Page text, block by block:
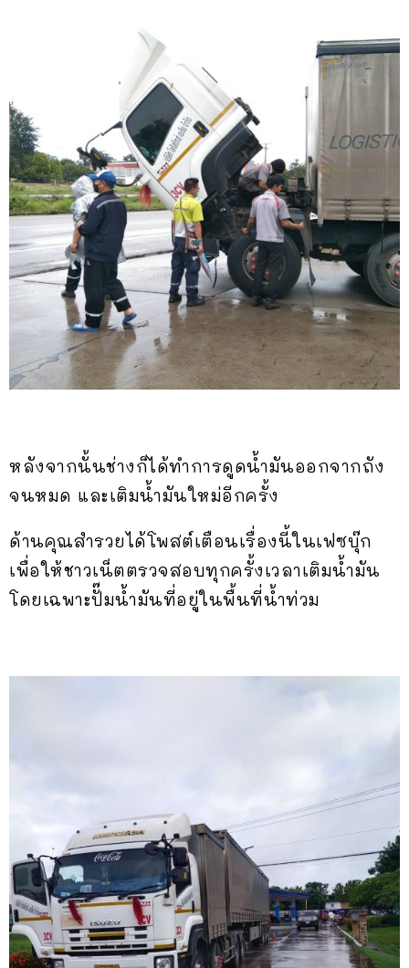
หลังจากนั้นช่างก็ได้ทำการดูดน้ำมันออกจากถัง
จนหมด และเติมน้ำมันใหม่อีกครั้ง
ด้านคุณสำรวยได้โพสต์เตือนเรื่องนี้ในเฟซบุ๊ก
เพื่อให้ชาวเน็ตตรวจสอบทุกครั้งเวลาเติมน้ำมัน
โดยเฉพาะปั๊มน้ำมันที่อยู่ในพื้นที่น้ำท่วม